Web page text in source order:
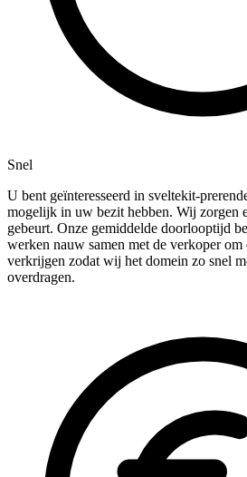
Snel
U bent geïnteresseerd in sveltekit-
mogelijk in uw bezit hebben. Wij zorgen
gebeurt. Onze gemiddelde doorlooptijd
werken nauw samen met de verkoper om
verkrijgen zodat wij het domein zo snel
overdragen.